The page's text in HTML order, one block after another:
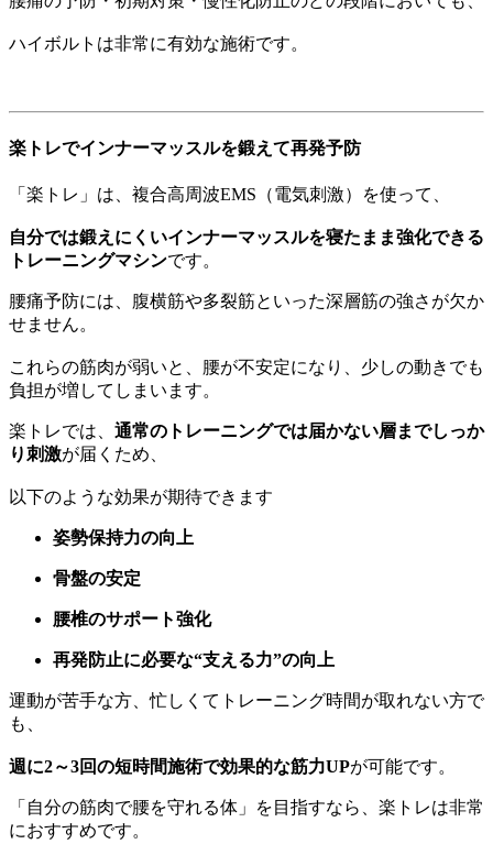
ハイボルトは非常に有効な施術です。
楽トレでインナーマッスルを鍛えて再発予防
「楽トレ」は、複合高周波EMS（電気刺激）を使って、
自分では鍛えにくいインナーマッスルを寝たまま強化できる
トレーニングマシンです。
腰痛予防には、腹横筋や多裂筋といった深層筋の強さが欠か
せません。
これらの筋肉が弱いと、腰が不安定になり、少しの動きでも
負担が増してしまいます。
楽トレでは、 通常のトレーニングでは届かない層までしっか
り刺激が届くため、
以下のような効果が期待できます
姿勢保持力の向上
骨盤の安定
腰椎のサポート強化
再発防止に必要な“支える力”の向上
運動が苦手な方、忙しくてトレーニング時間が取れない方で
も、
週に2～3回の短時間施術で効果的な筋力UPが可能です。
「自分の筋肉で腰を守れる体」を目指すなら、楽トレは非常
におすすめです。